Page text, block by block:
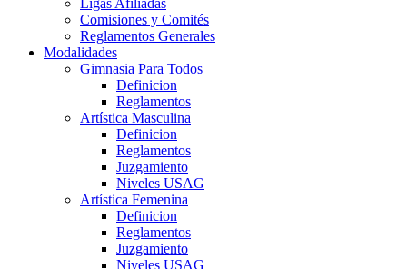
Ligas Afiliadas
Comisiones y Comités
Reglamentos Generales
Modalidades
Gimnasia Para Todos
Definicion
Reglamentos
Artística Masculina
Definicion
Reglamentos
Juzgamiento
Niveles USAG
Artística Femenina
Definicion
Reglamentos
Juzgamiento
Niveles USAG